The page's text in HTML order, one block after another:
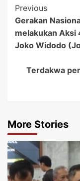
Post
Previous
Gerakan
melakukan Aksi
Joko Widodo
Terdakwa
More Stories